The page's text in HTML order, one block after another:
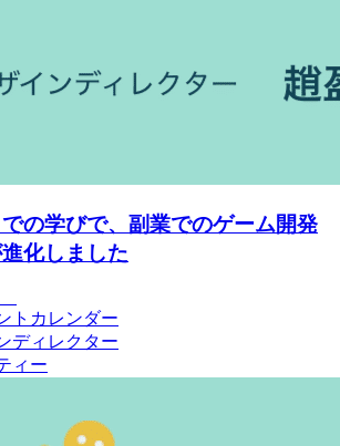
の学びで、副業でのゲーム開発
化しました
トカレンダー
ディレクター
ィー